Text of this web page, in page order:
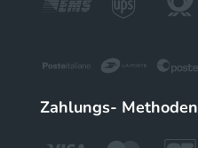
Zahlungs- Methoden